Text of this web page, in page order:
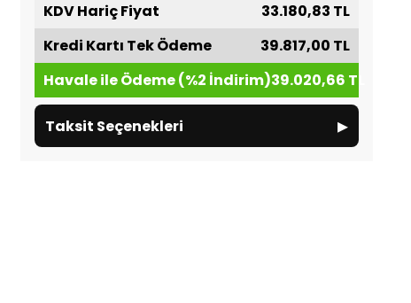
KDV Hariç Fiyat
33.180,83 TL
Kredi Kartı Tek Ödeme
39.817,00 TL
Havale ile Ödeme (%2 İndirim)39.020,66 TL
Taksit Seçenekleri ▸